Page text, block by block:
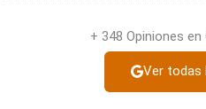
+ 348 Opiniones en
Ver todas